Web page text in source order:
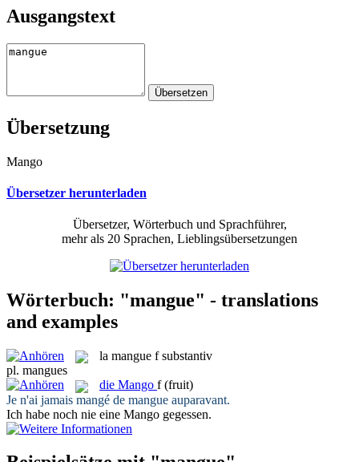
Ausgangstext
Übersetzung
Mango
Übersetzer herunterladen
Übersetzer, Wörterbuch und Sprachführer,
mehr als 20 Sprachen, Lieblingsübersetzungen
Wörterbuch: "mangue" - translations
and examples
la mangue f substantiv
pl. mangues
die Mango f (fruit)
Je n'ai jamais mangé de mangue auparavant.
Ich habe noch nie eine Mango gegessen.